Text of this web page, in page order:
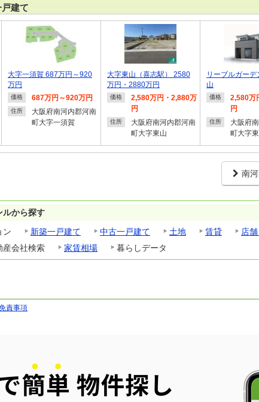
建て
大字一須賀 687万円～920
万円
価格 687万円～920万円
住所
大阪府南河内郡河南
町大字一須賀
大字東山（喜志駅） 2580
万円・2880万円
価格
2,580万円・2,880万
円
住所
大阪府南河内郡河南
町大字東山
リーブルガーデ
山
価格
2,580万
円
住所
大阪府
町大字
南
ルから探す
ン 新築一戸建て 中古一戸建て 土地 賃貸 店
産会社検索 家賃相場 暮らしデータ
責事項